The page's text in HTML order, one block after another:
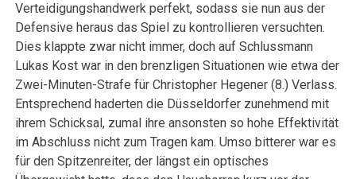
Verteidigungshandwerk perfekt, sodass sie nun aus der
Defensive heraus das Spiel zu kontrollieren versuchten.
Dies klappte zwar nicht immer, doch auf Schlussmann
Lukas Kost war in den brenzligen Situationen wie etwa der
Zwei-Minuten-Strafe für Christopher Hegener (8.) Verlass.
Entsprechend haderten die Düsseldorfer zunehmend mit
ihrem Schicksal, zumal ihre ansonsten so hohe Effektivität
im Abschluss nicht zum Tragen kam. Umso bitterer war es
für den Spitzenreiter, der längst ein optisches